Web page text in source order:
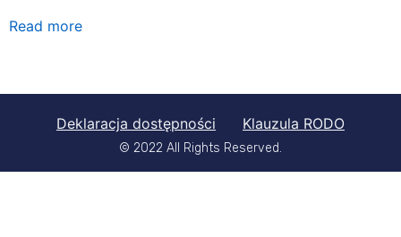
Read more
Deklaracja dostępności Klauzula RODO
© 2022 All Rights Reserved.